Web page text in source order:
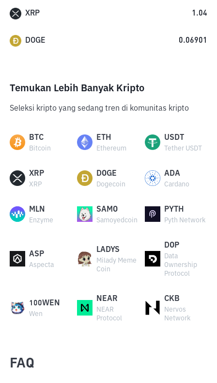
XRP 1.04
DOGE 0.06901
Temukan Lebih Banyak Kripto
Seleksi kripto yang sedang tren di komunitas kripto
BTC
Bitcoin
ETH
Ethereum
USDT
Tether USDT
XRP
XRP
DOGE
Dogecoin
ADA
Cardano
MLN
Enzyme
SAMO
Samoyedcoin
PYTH
Pyth Network
ASP
Aspecta
LADYS
Milady Meme
Coin
DOP
Data
Ownership
Protocol
100WEN
Wen
NEAR
NEAR
Protocol
CKB
Nervos
Network
FAQ